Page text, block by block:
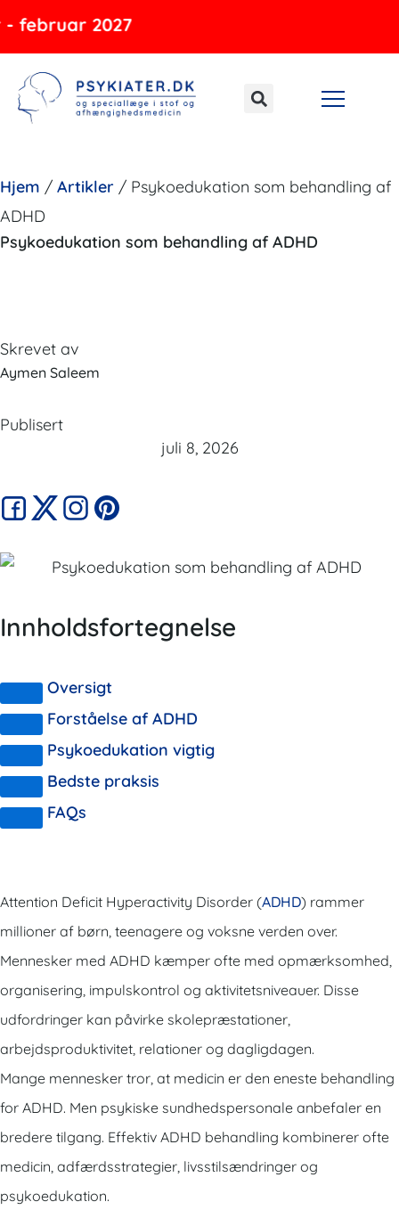
indholdet
2027
Hjem / Artikler / Psykoedukation som behandling af
ADHD
Psykoedukation som behandling af ADHD
Skrevet av
Aymen Saleem
Publisert
juli 8, 2026
Innholdsfortegnelse
Oversigt
Forståelse af ADHD
Psykoedukation vigtig
Bedste praksis
FAQs
Attention Deficit Hyperactivity Disorder (ADHD) rammer
millioner af børn, teenagere og voksne verden over.
Mennesker med ADHD kæmper ofte med opmærksomhed,
organisering, impulskontrol og aktivitetsniveauer. Disse
udfordringer kan påvirke skolepræstationer,
arbejdsproduktivitet, relationer og dagligdagen.
Mange mennesker tror, ​​at medicin er den eneste behandling
for ADHD. Men psykiske sundhedspersonale anbefaler en
bredere tilgang. Effektiv ADHD behandling kombinerer ofte
medicin, adfærdsstrategier, livsstilsændringer og
psykoedukation.